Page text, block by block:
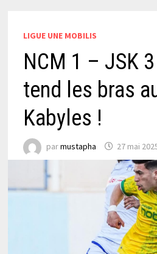
LIGUE UNE MOBILIS
NCM 1 – JSK 3
tend les bras
Kabyles !
parmustapha 27 mai